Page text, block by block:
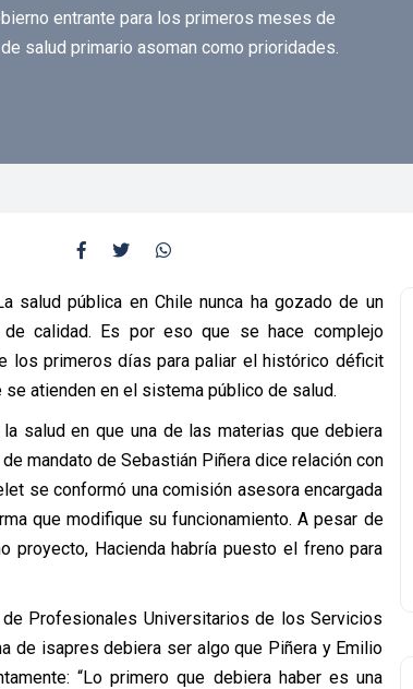
entrante para los primeros meses de
salud primario asoman como prioridades.
salud pública en Chile nunca ha gozado de un
calidad. Es por eso que se hace complejo
los primeros días para paliar el histórico déficit
atienden en el sistema público de salud.
salud en que una de las materias que debiera
mandato de Sebastián Piñera dice relación con
se conformó una comisión asesora encargada
que modifique su funcionamiento. A pesar de
proyecto, Hacienda habría puesto el freno para
Profesionales Universitarios de los Servicios
de isapres debiera ser algo que Piñera y Emilio
“Lo primero que debiera haber es una